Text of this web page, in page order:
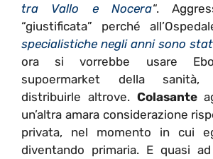
tra Vallo e Nocera“.
“giustificata” perché
specialistiche negli anni sono
ora si vorrebbe usare
supoermarket della
distribuirle altrove. Colasante
un’altra amara considerazione
privata, nel momento in cui
diventando primaria. E quasi ad